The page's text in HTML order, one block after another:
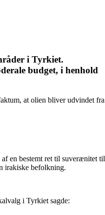
i Tyrkiet.
budget, i henhold
at olien bliver udvindet fra
en bestemt ret til suverænitet til
irakiske befolkning.
i Tyrkiet sagde: